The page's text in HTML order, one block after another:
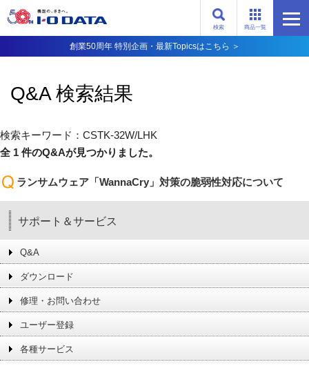
商品一覧
検索
創業50周年 特別企画・最新Topicsはこちら ＞
Q&A 検索結果
検索キーワード：CSTK-32W/LHK
全 1 件のQ&Aが見つかりました。
ランサムウェア「WannaCry」対策の脆弱性対応について
サポート＆サービス
Q&A
ダウンロード
修理・お問い合わせ
ユーザー登録
各種サービス